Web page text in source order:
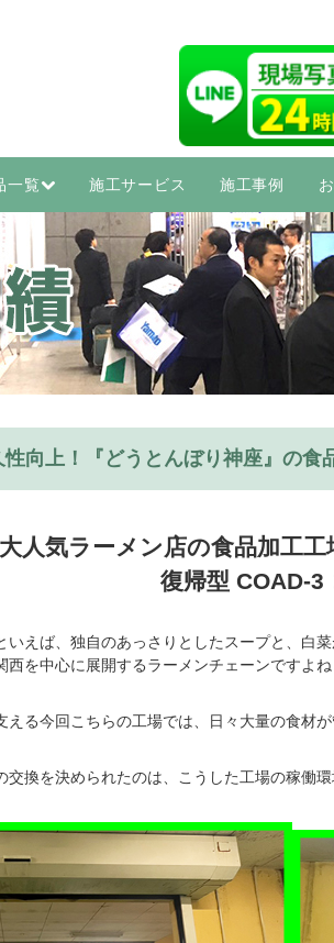
一覧 施工サービス 施工事例
向上！『どうとんぼり神座』の食
大人気ラーメン店の食品加
復帰型 COAD-3
いえば、独自のあっさりとしたスープと、白
を中心に展開するラーメンチェーンですよね
える今回こちらの工場では、日々大量の食材
換を決められたのは、こうした工場の稼働